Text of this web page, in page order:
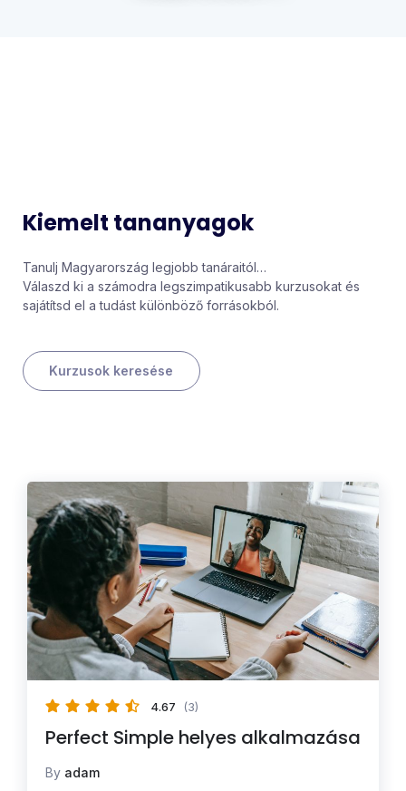
Kiemelt tananyagok
Tanulj Magyarország legjobb tanáraitól…
Válaszd ki a számodra legszimpatikusabb kurzusokat és
sajátítsd el a tudást különböző forrásokból.
Kurzusok keresése
4.67 (3)
Perfect Simple helyes alkalmazása
By adam